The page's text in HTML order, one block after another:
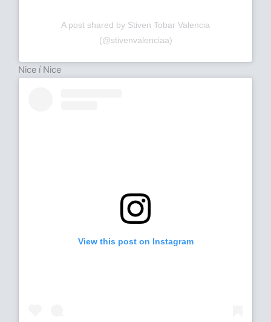
A post shared by Stiven Tobar Valencia
(@stivenvalenciaa)
Nice í Nice
View this post on Instagram